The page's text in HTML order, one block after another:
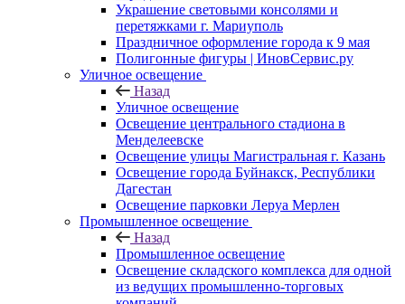
Украшение световыми консолями и
перетяжками г. Мариуполь
Праздничное оформление города к 9 мая
Полигонные фигуры | ИновСервис.ру
Уличное освещение
Назад
Уличное освещение
Освещение центрального стадиона в
Менделеевске
Освещение улицы Магистральная г. Казань
Освещение города Буйнакск, Республики
Дагестан
Освещение парковки Леруа Мерлен
Промышленное освещение
Назад
Промышленное освещение
Освещение складского комплекса для одной
из ведущих промышленно-торговых